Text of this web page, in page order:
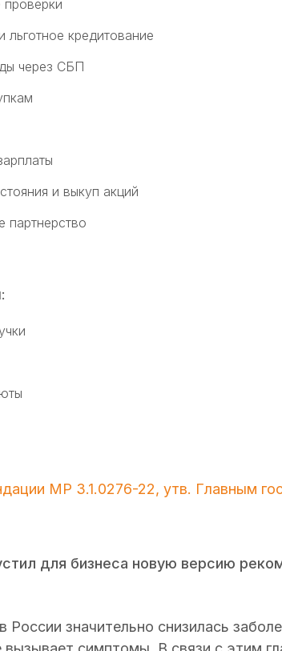
кредитование
через СБП
и выкуп акций
партнерство
МР 3.1.0276-22, утв. Главным
для бизнеса новую версию
значительно снизилась